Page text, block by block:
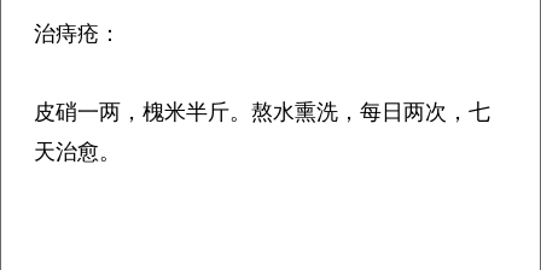
治痔疮：
皮硝一两，槐米半斤。熬水熏洗，每日两次，七
天治愈。